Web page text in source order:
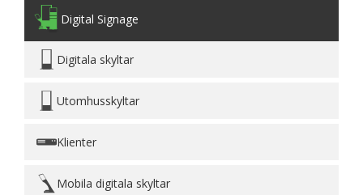
Digital Signage
Digitala skyltar
Utomhusskyltar
Klienter
Mobila digitala skyltar